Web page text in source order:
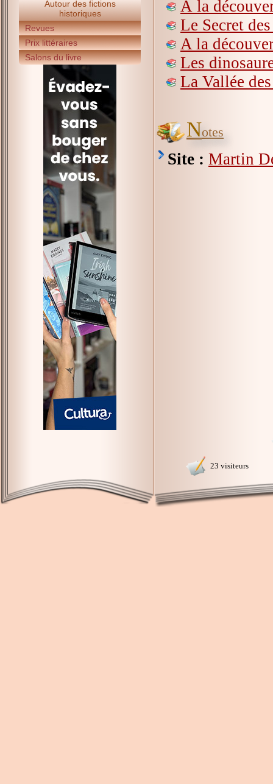
Autour des fictions
historiques
Revues
Prix littéraires
Salons du livre
À la
Le Secret
A la
Les
La Vallée
Notes
Site : Martin
23 visiteurs